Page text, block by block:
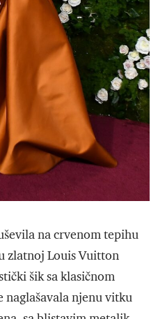
na crvenom tepihu
zlatnoj Louis Vuitton
šik sa klasičnom
njenu vitku